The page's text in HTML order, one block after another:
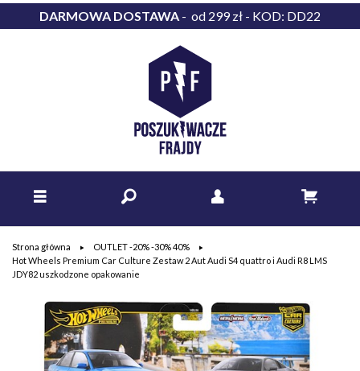
DARMOWA DOSTAWA - od 299 zł - KOD: DD22
Strona główna
OUTLET -20% -30% 40%
Hot Wheels Premium Car Culture Zestaw 2 Aut Audi S4 quattro i Audi R8 LMS
JDY82 uszkodzone opakowanie